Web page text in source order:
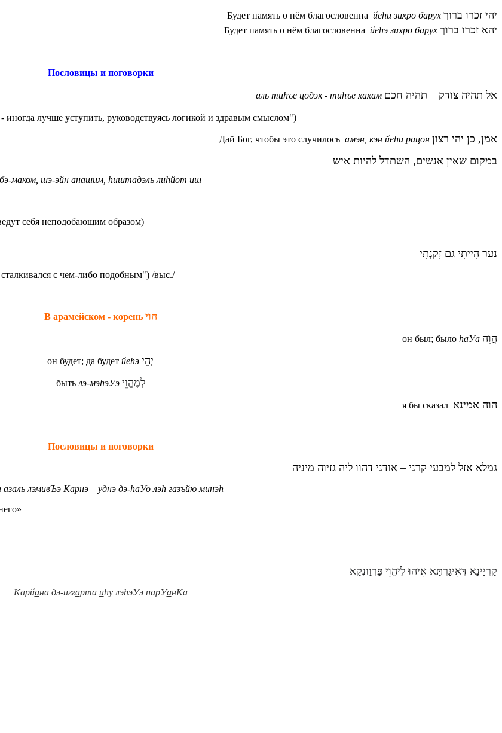
Будет память о нём благословенна йеhи зихро барух יהי זכרו ברוך
Будет память о нём благословенна йеhэ зихро барух יהא זכרו ברוך
Пословицы и поговорки
аль тиhъе цодэк - тиhъе хахам אל תהיה צודק – תהיה חכם
лучше уступить, руководствуясь логикой и здравым смыслом")
Дай Бог, чтобы это случилось амэн, кэн йеhи рацон אמן, כן יהי רצון
במקום שאין אנשים, השתדל להיות איש
бэ-маком, шэ-эйн анашим, hиштадэль лиhйот иш
себя неподобающим образом)
נַעַר הָיִיתִי גַּם זָקַנְתִּי
с чем-либо подобным") /выс./
В арамейском - корень הוי
он был; было hаУа הֲוָה
он будет; да будет йеhэ יְהֵי
быть лэ-мэhэУэ לְמֶהֱוֵי
я бы сказал הוה אמינא
Пословицы и поговорки
גמלא אזל למבעי קרני – אודני דהוו ליה גזיוה מיניה
азаль лэмивЪэ Карнэ – уднэ дэ-hаУо лэhгазъйю минэh
קַרְיָינָא דְּאִיגַּרְתָּא אִיהוּ לֶיהֱוֵי פַּרְוַונְקָא
Карйана дэ-иггарта иhу лэhэУэ парУанКа